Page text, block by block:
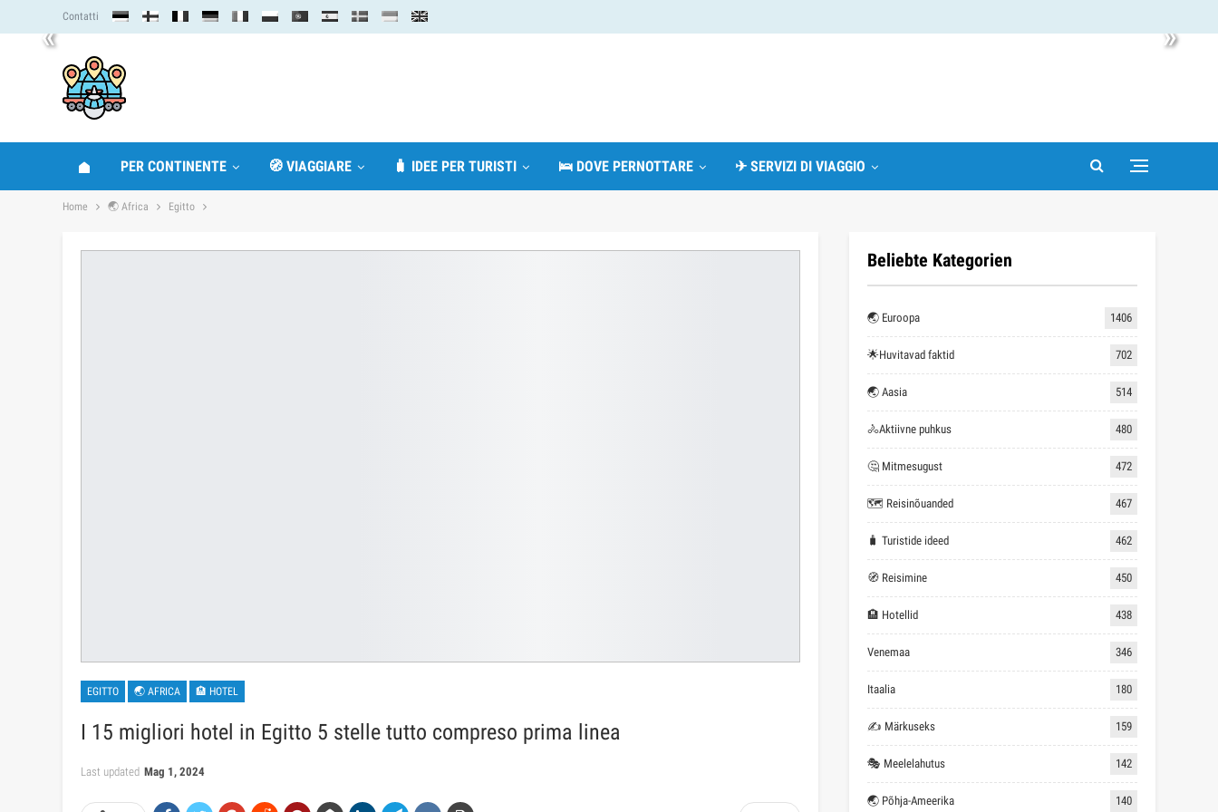
« »
Contatti
PER CONTINENTE 🧭 VIAGGIARE 🧳 IDEE PER TURISTI 🛌 DOVE PERNOTTARE ✈ SERVIZI DI VIAGGIO
Home 🌏 Africa Egitto
EGITTO 🌏 AFRICA 🏨 HOTEL
I 15 migliori hotel in Egitto 5 stelle tutto compreso prima linea
Last updated Mag 1, 2024
Beliebte Kategorien
🌏 Euroopa 1406
🌟Huvitavad faktid 702
🌏 Aasia 514
🚴Aktiivne puhkus 480
🤔 Mitmesugust 472
🗺 Reisinõuanded 467
🧳 Turistide ideed 462
🧭 Reisimine 450
🏨 Hotellid 438
Venemaa 346
Itaalia 180
✍ Märkuseks 159
🎭 Meelelahutus 142
🌏 Põhja-Ameerika 140